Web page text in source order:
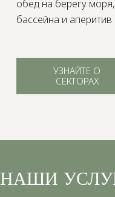
обед на берегу
бассейна и аперитив
УЗНАЙТЕ О
СЕКТОРАХ
НАШИ